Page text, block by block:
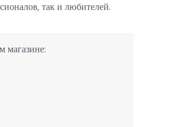
так и любителей.
магазине: